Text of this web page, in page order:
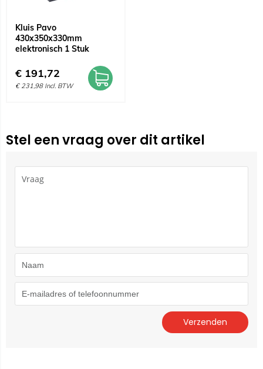
Kluis Pavo
430x350x330mm
elektronisch 1 Stuk
€ 191,72
€ 231,98 Incl. BTW
Stel een vraag over dit artikel